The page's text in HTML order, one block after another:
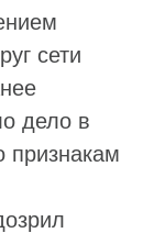
сети
дело в
признакам